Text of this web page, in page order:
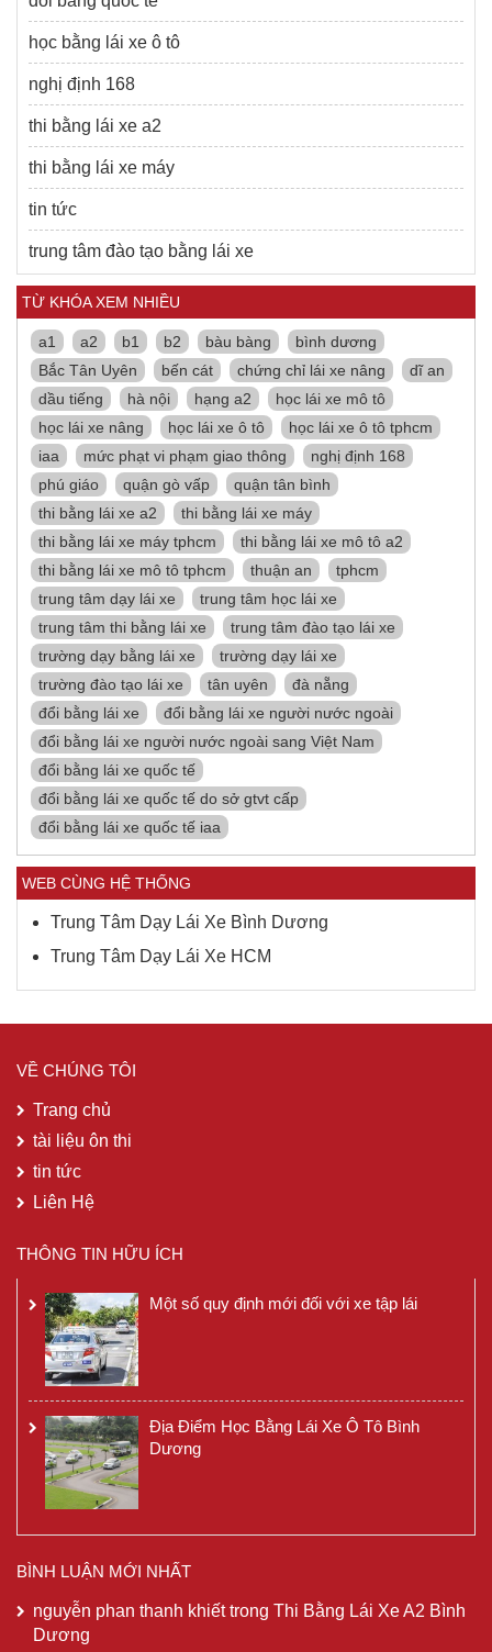
học bằng lái xe ô tô
nghị định 168
thi bằng lái xe a2
thi bằng lái xe máy
tin tức
trung tâm đào tạo bằng lái xe
TỪ KHÓA XEM NHIỀU
a1 a2 b1 b2 bàu bàng
bình dương
Bắc Tân Uyên
bến cát chứng chỉ lái xe nâng
dĩ an
dầu tiếng
hà nội hạng a2
học lái xe mô tô
học lái xe nâng
học lái xe ô tô
học lái xe ô tô tphcm
iaa
mức phạt vi phạm giao thông
nghị định 168
phú giáo
quận gò vấp
quận tân bình
thi bằng lái xe a2
thi bằng lái xe máy
thi bằng lái xe máy tphcm
thi bằng lái xe mô tô a2
thi bằng lái xe mô tô tphcm
thuận an
tphcm
trung tâm dạy lái xe
trung tâm học lái xe
trung tâm thi bằng lái xe
trung tâm đào tạo lái xe
trường dạy bằng lái xe
trường dạy lái xe
trường đào tạo lái xe
tân uyên
đà nẵng
đổi bằng lái xe
đổi bằng lái xe người nước ngoài
đổi bằng lái xe người nước ngoài sang Việt Nam
đổi bằng lái xe quốc tế
đổi bằng lái xe quốc tế do sở gtvt cấp
đổi bằng lái xe quốc tế iaa
WEB CÙNG HỆ THỐNG
Trung Tâm Dạy Lái Xe Bình Dương
Trung Tâm Dạy Lái Xe HCM
VỀ CHÚNG TÔI
Trang chủ
tài liệu ôn thi
tin tức
Liên Hệ
THÔNG TIN HỮU ÍCH
Một số quy định mới đối với xe tập lái
Địa Điểm Học Bằng Lái Xe Ô Tô Bình
Dương
BÌNH LUẬN MỚI NHẤT
nguyễn phan thanh khiếttrong Thi Bằng Lái Xe A2 Bình
Dương